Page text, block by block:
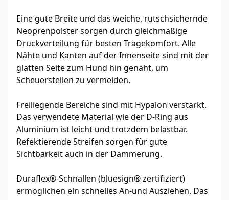
Eine gute Breite und das weiche, rutschsichernde
Neoprenpolster sorgen durch gleichmäßige
Druckverteilung für besten Tragekomfort. Alle
Nähte und Kanten auf der Innenseite sind mit der
glatten Seite zum Hund hin genäht, um
Scheuerstellen zu vermeiden.
Freiliegende Bereiche sind mit Hypalon verstärkt.
Das verwendete Material wie der D-Ring aus
Aluminium ist leicht und trotzdem belastbar.
Refektierende Streifen sorgen für gute
Sichtbarkeit auch in der Dämmerung.
Duraflex®-Schnallen (bluesign® zertifiziert)
ermöglichen ein schnelles An-und Ausziehen. Das